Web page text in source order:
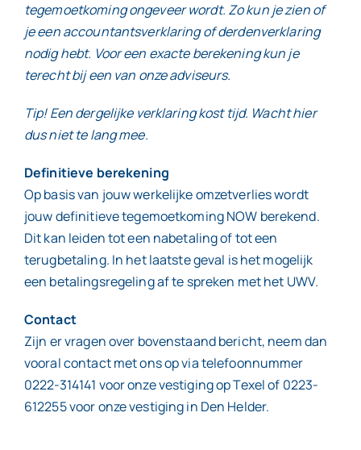
tegemoetkoming ongeveer wordt. Zo kun je zien of
je een accountantsverklaring of derdenverklaring
nodig hebt. Voor een exacte berekening kun je
terecht bij een van onze adviseurs.
Tip! Een dergelijke verklaring kost tijd. Wacht hier
dus niet te lang mee.
Definitieve berekening
Op basis van jouw werkelijke omzetverlies wordt
jouw definitieve tegemoetkoming NOW berekend.
Dit kan leiden tot een nabetaling of tot een
terugbetaling. In het laatste geval is het mogelijk
een betalingsregeling af te spreken met het UWV.
Contact
Zijn er vragen over bovenstaand bericht, neem dan
vooral contact met ons op via telefoonnummer
0222-314141 voor onze vestiging op Texel of 0223-
612255 voor onze vestiging in Den Helder.